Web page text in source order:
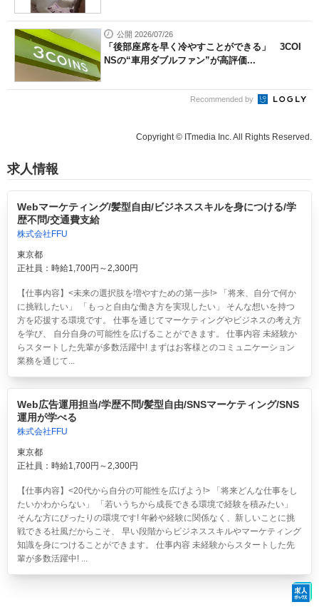
公開 2026/07/26
「後部座席を早く冷やすことができる」 3COI
NSの“車用ダブルファン”が高評価...
Recommended by
Copyright © ITmedia Inc. All Rights Reserved.
求人情報
Webマーケティング/髪型自由/ビジネススキルを身につける/学
歴不問/交通費支給
株式会社FFU
東京都
正社員：時給1,700円～2,300円
【仕事内容】<未来の選択肢を増やすための第一歩!> 「将来、自分で何か
に挑戦したい」 「もっと自由な働き方を実現したい」 そんな想いを持つ
方を応援する環境です。 仕事を通じてマーケティングやビジネスの考え方
を学び、 自分自身の可能性を広げることができます。 仕事内容 未経験か
らスタートした先輩が多数活躍中! まずはお客様とのコミュニケーション
業務を通じて...
Web広告運用担当/学歴不問/髪型自由/SNSマーケティング/SNS
運用が学べる
株式会社FFU
東京都
正社員：時給1,700円～2,300円
【仕事内容】<20代から自分の可能性を広げよう!> 「将来どんな仕事をし
たいかわからない」 「若いうちから成長できる環境で経験を積みたい」
そんな方にぴったりの環境です! 年齢や経験に関係なく、新しいことに挑
戦できる社風だからこそ、 早い段階からビジネススキルやマーケティング
知識を身につけることができます。 仕事内容 未経験からスタートした先
輩が多数活躍中! ...